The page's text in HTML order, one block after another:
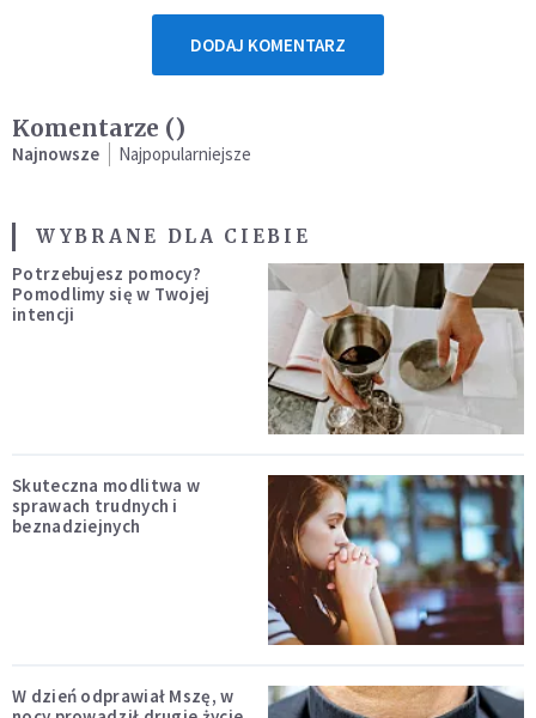
DODAJ KOMENTARZ
Komentarze ()
Najnowsze Najpopularniejsze
WYBRANE DLA CIEBIE
Potrzebujesz pomocy?
Pomodlimy się w Twojej
intencji
Skuteczna modlitwa w
sprawach trudnych i
beznadziejnych
W dzień odprawiał Mszę, w